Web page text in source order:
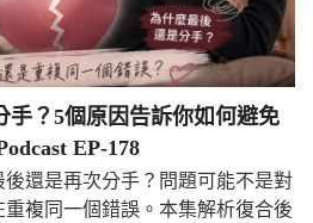
手？5個原因告訴你如何避免
EP-178
還是再次分手？問題可能不是對
複同一個錯誤。本集解析復合後